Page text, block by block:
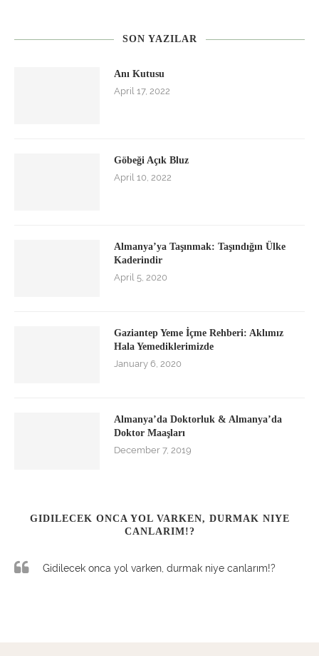
SON YAZILAR
Anı Kutusu
April 17, 2022
Göbeği Açık Bluz
April 10, 2022
Almanya’ya Taşınmak: Taşındığın Ülke
Kaderindir
April 5, 2020
Gaziantep Yeme İçme Rehberi: Aklımız
Hala Yemediklerimizde
January 6, 2020
Almanya’da Doktorluk & Almanya’da
Doktor Maaşları
December 7, 2019
GIDILECEK ONCA YOL VARKEN, DURMAK NIYE
CANLARIM!?
Gidilecek onca yol varken, durmak niye canlarım!?